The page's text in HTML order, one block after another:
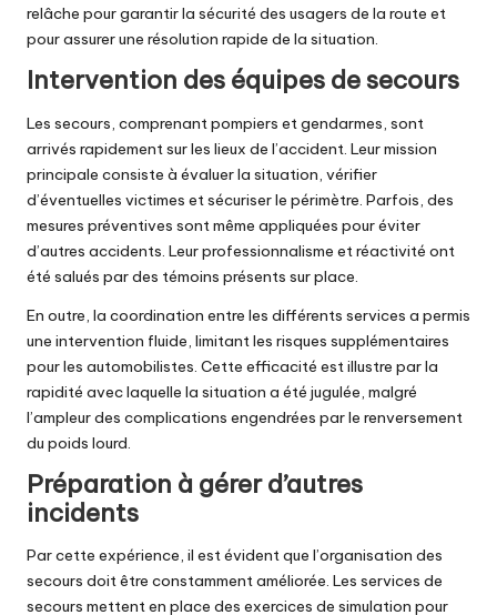
relâche pour garantir la sécurité des usagers de la route et
pour assurer une résolution rapide de la situation.
Intervention des équipes de secours
Les secours, comprenant pompiers et gendarmes, sont
arrivés rapidement sur les lieux de l’accident. Leur mission
principale consiste à évaluer la situation, vérifier
d’éventuelles victimes et sécuriser le périmètre. Parfois, des
mesures préventives sont même appliquées pour éviter
d’autres accidents. Leur professionnalisme et réactivité ont
été salués par des témoins présents sur place.
En outre, la coordination entre les différents services a permis
une intervention fluide, limitant les risques supplémentaires
pour les automobilistes. Cette efficacité est illustre par la
rapidité avec laquelle la situation a été jugulée, malgré
l’ampleur des complications engendrées par le renversement
du poids lourd.
Préparation à gérer d’autres
incidents
Par cette expérience, il est évident que l’organisation des
secours doit être constamment améliorée. Les services de
secours mettent en place des exercices de simulation pour